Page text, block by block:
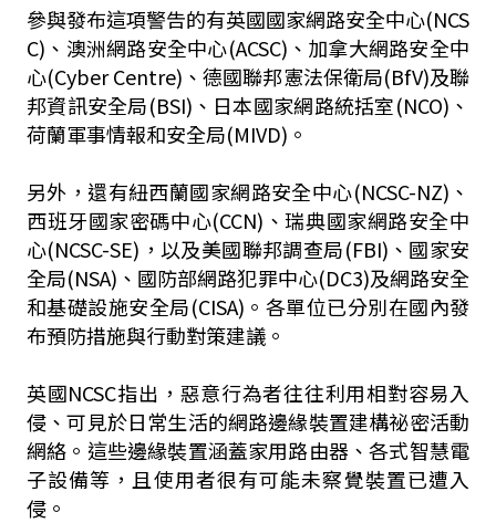
參與發布這項警告的有英國國家網路安全中心(NCS
C)、澳洲網路安全中心(ACSC)、加拿大網路安全中
心(Cyber Centre)、德國聯邦憲法保衛局(BfV)及聯
邦資訊安全局(BSI)、日本國家網路統括室(NCO)、
荷蘭軍事情報和安全局(MIVD)。
另外，還有紐西蘭國家網路安全中心(NCSC-NZ)、
西班牙國家密碼中心(CCN)、瑞典國家網路安全中
心(NCSC-SE)，以及美國聯邦調查局(FBI)、國家安
全局(NSA)、國防部網路犯罪中心(DC3)及網路安全
和基礎設施安全局(CISA)。各單位已分別在國內發
布預防措施與行動對策建議。
英國NCSC指出，惡意行為者往往利用相對容易入
侵、可見於日常生活的網路邊緣裝置建構祕密活動
網絡。這些邊緣裝置涵蓋家用路由器、各式智慧電
子設備等，且使用者很有可能未察覺裝置已遭入
侵。